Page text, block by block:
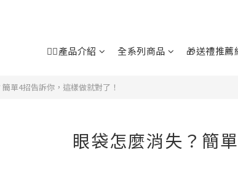
👉🏻產品介紹 全系列商品 🎁送禮推薦
單4招告訴你，這樣做就對了！
眼袋怎麼消失？簡